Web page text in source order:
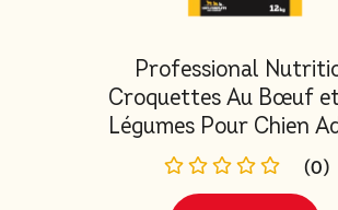
Professional
Croquettes Au Bœuf
Légumes Pour Chien
(0)